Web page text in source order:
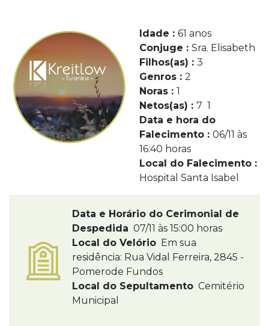
Idade : 61 anos
Conjuge : Sra. Elisabeth
Filhos(as) : 3
Genros : 2
Noras : 1
Netos(as) : 7 1
Data e hora do
Falecimento : 06/11 às
16:40 horas
Local do Falecimento :
Hospital Santa Isabel
Data e Horário do Cerimonial de
Despedida 07/11 às 15:00 horas
Local do Velório Em sua
residência: Rua Vidal Ferreira, 2845 -
Pomerode Fundos
Local do Sepultamento Cemitério
Municipal